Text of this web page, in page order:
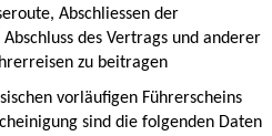
Abschliessen der
des Vertrags und anderer
zu beitragen
vorläufigen Führerscheins
sind die folgenden Daten